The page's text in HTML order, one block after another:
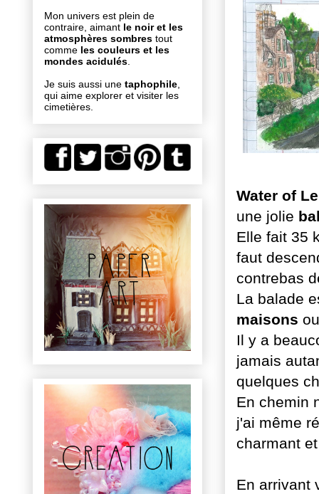
Water of
une jolie
Elle fait 35
faut
contrebas
La balade
maisons
Il y a
jamais
quelques
En chemin
j'ai même
charmant
En arrivant
Mon univers est plein de
contraire, aimant le noir et les
atmosphères sombres tout
comme les couleurs et les
mondes acidulés
Je suis aussi une taphophile
qui aime explorer et visiter les
cimetières.